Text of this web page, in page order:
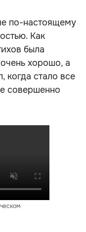
по-настоящему
Как
была
хорошо, а
когда стало все
совершенно